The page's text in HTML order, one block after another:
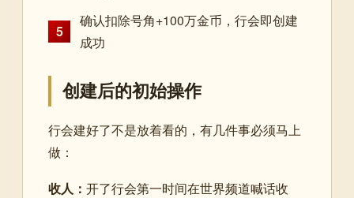
5
确认扣除号角+100万金币，行会即创建
成功
创建后的初始操作
行会建好了不是放着看的，有几件事必须马上
做：
收人： 开了行会第一时间在世界频道喊话收